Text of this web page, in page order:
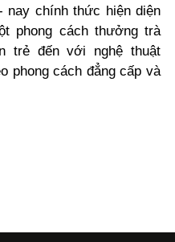
nay chính thức hiện diện
phong cách thưởng trà
trẻ đến với nghệ thuật
phong cách đẳng cấp và